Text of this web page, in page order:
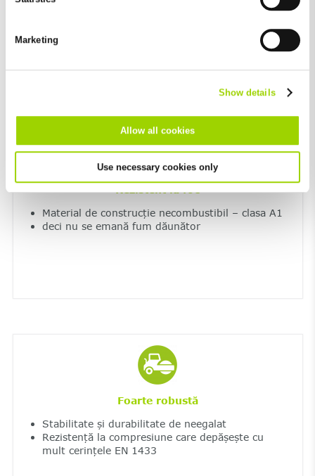
future in the "Cookie Policy" item in the footer of this website.
Excluded from this are absolutely necessary cookies that
Marketing
Show details
Allow all cookies
Use necessary cookies only
Rezistent UV
Rezistent la foc
Material de construcție necombustibil – clasa A1
deci nu se emană fum dăunător
Foarte robustă
Stabilitate și durabilitate de neegalat
Rezistență la compresiune care depășește cu
mult cerințele EN 1433